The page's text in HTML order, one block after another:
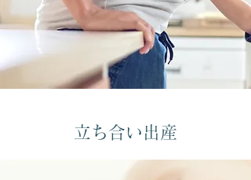
立ち合い出産